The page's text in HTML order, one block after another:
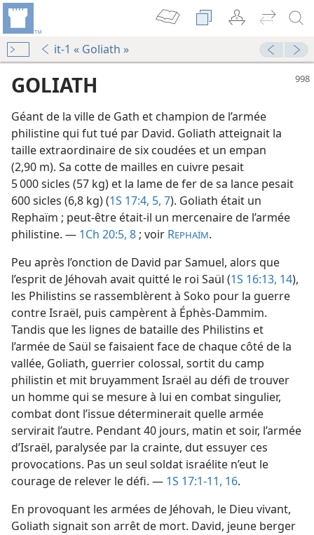
it-1 « Goliath »
La Tour de Garde annonce le Royaume de Jéhovah 2006
GOLIATH
Géant de la ville de Gath et champion de l’armée
philistine qui fut tué par David. Goliath atteignait la
taille extraordinaire de six coudées et un empan
(2,90 m). Sa cotte de mailles en cuivre pesait
5 000 sicles (57 kg) et la lame de fer de sa lance pesait
600 sicles (6,8 kg) (1S 17:4, 5, 7). Goliath était un
Rephaïm ; peut-être était-il un mercenaire de l’armée
philistine. — 1Ch 20:5, 8 ; voir REPHAÏM.
Peu après l’onction de David par Samuel, alors que
l’esprit de Jéhovah avait quitté le roi Saül (1S 16:13, 14),
les Philistins se rassemblèrent à Soko pour la guerre
contre Israël, puis campèrent à Éphès-Dammim.
Tandis que les lignes de bataille des Philistins et
l’armée de Saül se faisaient face de chaque côté de la
vallée, Goliath, guerrier colossal, sortit du camp
philistin et mit bruyamment Israël au défi de trouver
un homme qui se mesure à lui en combat singulier,
combat dont l’issue déterminerait quelle armée
servirait l’autre. Pendant 40 jours, matin et soir, l’armée
d’Israël, paralysée par la crainte, dut essuyer ces
provocations. Pas un seul soldat israélite n’eut le
courage de relever le défi. — 1S 17:1-11, 16.
En provoquant les armées de Jéhovah, le Dieu vivant,
Goliath signait son arrêt de mort. David, jeune berger